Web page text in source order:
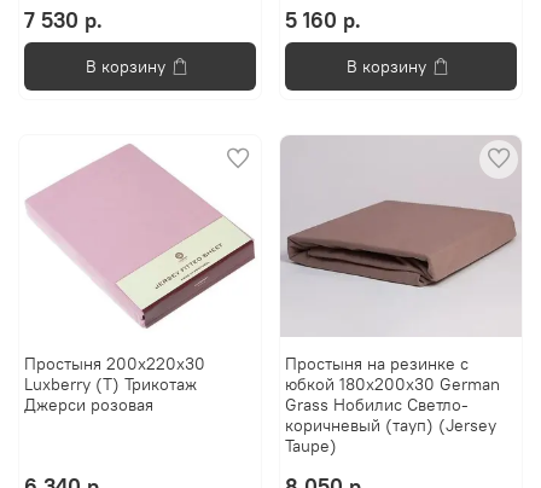
7 530 р.
В корзину
5 160 р.
В корзину
Простыня 200х220х30
Luxberry (Т) Трикотаж
Джерси розовая
Простыня на резинке с
юбкой 180х200х30 German
Grass Нобилис Светло-
коричневый (тауп) (Jersey
Taupe)